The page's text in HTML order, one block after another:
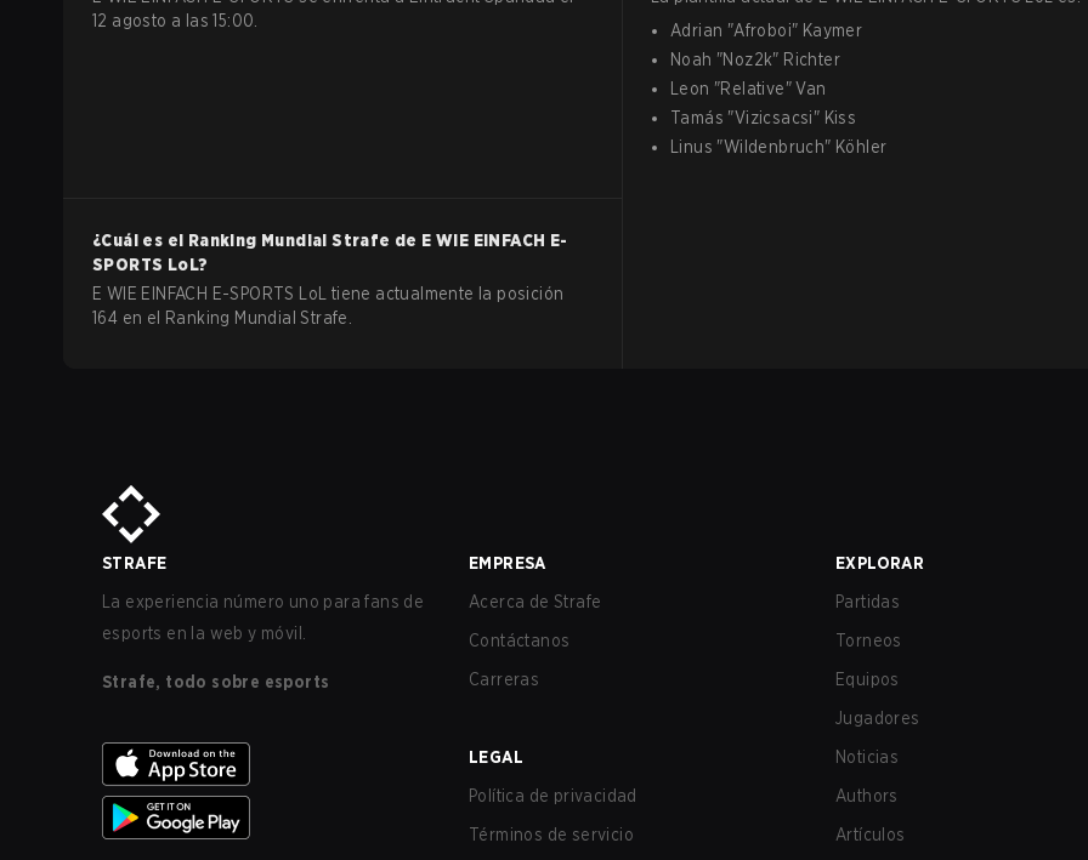
12 agosto a las 15:00.
Adrian "Afroboi" Kaymer
Noah "Noz2k" Richter
Leon "Relative"Van
Tamás "Vizicsacsi" Kiss
Linus "Wildenbruch" Köhler
¿Cuál es el Ranking Mundial Strafe de E WIE EINFACH E-
SPORTS LoL?
E WIE EINFACH E-SPORTS LoL tiene actualmente la posición
164 en el Ranking Mundial Strafe.
STRAFE
La experiencia número uno para fans de
esports en la web y móvil.
Strafe, todo sobre esports
EMPRESA
Acerca de Strafe
Contáctanos
Carreras
LEGAL
Política de privacidad
Términos de servicio
EXPLORAR
Partidas
Torneos
Equipos
Jugadores
Noticias
Authors
Artículos